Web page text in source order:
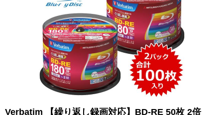
Verbatim 【繰り返し録画対応】BD-RE 50枚 2倍